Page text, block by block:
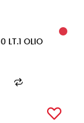
LT.1 OLIO